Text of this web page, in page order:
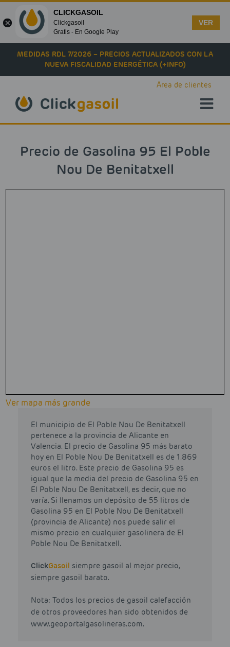
Skip to main content
MEDIDAS RDL 7/2026 – PRECIOS ACTUALIZADOS CON LA
NUEVA FISCALIDAD ENERGÉTICA (+INFO)
Área de clientes
Precio de Gasolina 95 El Poble
Nou De Benitatxell
Ver mapa más grande
El municipio de El Poble Nou De Benitatxell
pertenece a la provincia de Alicante en
Valencia. El precio de Gasolina 95 más barato
hoy en El Poble Nou De Benitatxell es de 1.869
euros el litro. Este precio de Gasolina 95 es
igual que la media del precio de Gasolina 95 en
El Poble Nou De Benitatxell, es decir, que no
varía. Si llenamos un depósito de 55 litros de
Gasolina 95 en El Poble Nou De Benitatxell
(provincia de Alicante) nos puede salir el
mismo precio en cualquier gasolinera de El
Poble Nou De Benitatxell.
ClickGasoil siempre gasoil al mejor precio,
siempre gasoil barato.
Nota: Todos los precios de gasoil calefacción
de otros proveedores han sido obtenidos de
www.geoportalgasolineras.com.
CLICKGASOIL
Clickgasoil
Gratis - En Google Play
VER